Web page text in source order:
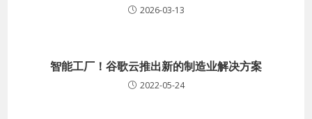
2026-03-13
智能工厂！谷歌云推出新的制造业解决方案
2022-05-24